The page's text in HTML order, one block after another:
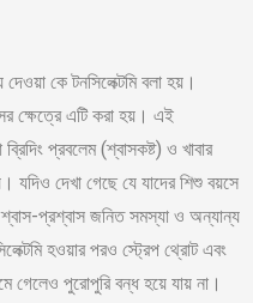
দেওয়া কে টনসিলেক্টমি বলা হয়।
ক্ষেত্রে এটি করা হয়। এই
প্রবলেম (শ্বাসকষ্ট) ও খাবার
যদিও দেখা গেছে যে যাদের শিশু বয়সে
শ্বাস-প্রশ্বাস জনিত সমস্যা ও অন্যান্য
হওয়ার পরও স্ট্রেপ থ্রোট এবং
গেলেও পুরোপুরি বন্ধ হয়ে যায় না।